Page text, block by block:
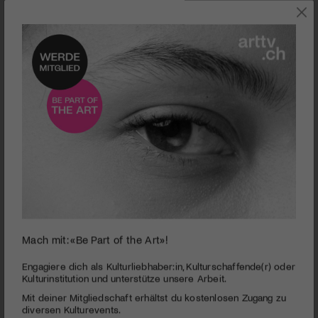
WETTBEWERB
2x2 Tickets zu gewinnen | Konzert | Klangwelle
Schostakowitsch | StradivariQuartett | Kleine Tonhalle
| Zürich
Mach mit: «Be Part of the Art»!
Engagiere dich als Kulturliebhaber:in, Kulturschaffende(r) oder
Kulturinstitution und unterstütze unsere Arbeit.
Mit deiner Mitgliedschaft erhältst du kostenlosen Zugang zu
diversen Kulturevents.